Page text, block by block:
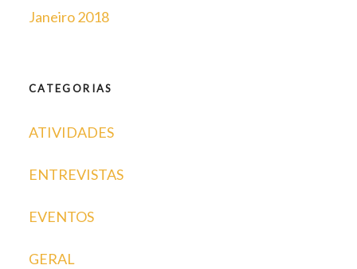
Janeiro 2018
CATEGORIAS
ATIVIDADES
ENTREVISTAS
EVENTOS
GERAL